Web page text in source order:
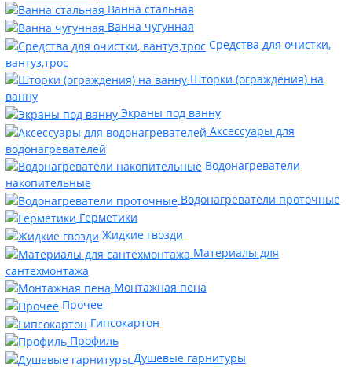
Ванна стальная
Ванна чугунная
Средства для очистки,
вантуз,трос
Шторки (ограждения) на
ванну
Экраны под ванну
Аксессуары для
водонагревателей
Водонагреватели
накопительные
Водонагреватели проточные
Герметики
Жидкие гвозди
Материалы для
сантехмонтажа
Монтажная пена
Прочее
Гипсокартон
Профиль
Душевые гарнитуры